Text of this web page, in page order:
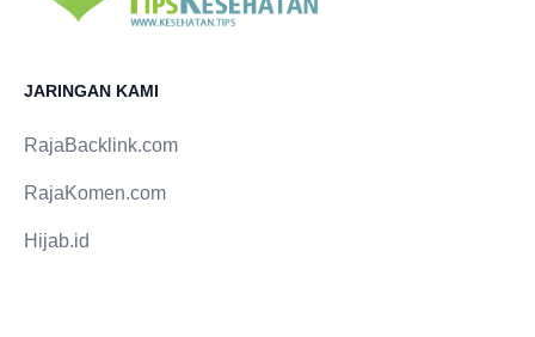
JARINGAN KAMI
RajaBacklink.com
RajaKomen.com
Hijab.id